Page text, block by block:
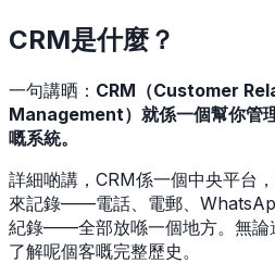
CRM是什麼？
一句講晒： CRM（Customer
Management）就係一個幫你管
嘅系統。
詳細啲講，CRM係一個中央平台
來記錄——電話、電郵、
紀錄——全部放喺一個地方。無論
了解呢個客嘅完整歷史。